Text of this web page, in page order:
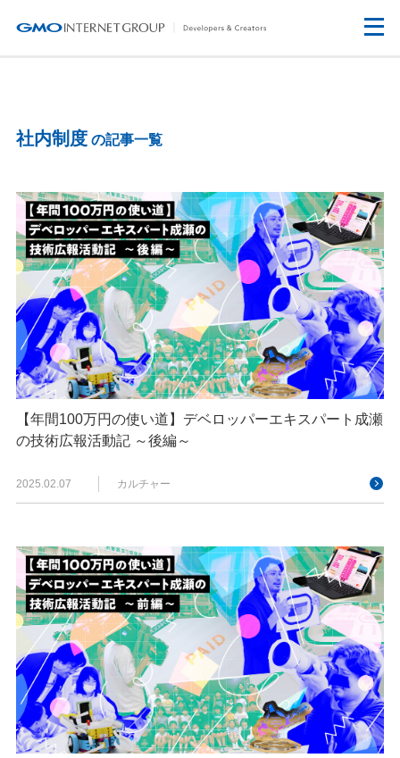
社内制度の記事一覧
【年間100万円の使い道】デベロッパーエキスパート成瀬
の技術広報活動記 ～後編～
2025.02.07 カルチャー